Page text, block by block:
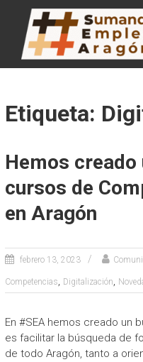
contenido
SUMANDO
ARAGÓN
Web de la Iniciativa Sumando
Etiqueta:
Hemos creado
cursos de
en Aragón
febrero 13, 2023
Competencias, Digitalización,
En #SEA hemos creado un
es facilitar la búsqueda de
de todo Aragón, tanto a